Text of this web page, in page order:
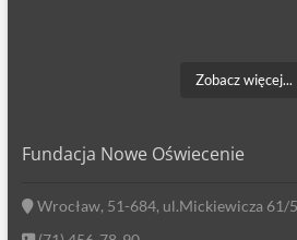
Zobacz więcej...
Fundacja Nowe Oświecenie
Wrocław, 51-684, ul.Mickiewicza 61/5